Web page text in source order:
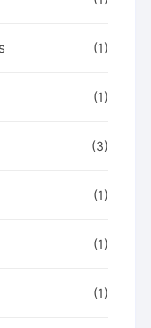
(1)
(1)
(3)
(1)
(1)
(1)